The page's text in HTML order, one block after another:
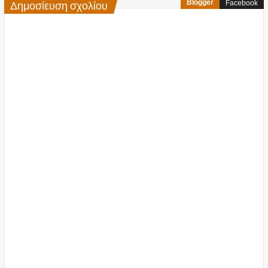
Δημοσίευση σχολίου Blogger Facebook